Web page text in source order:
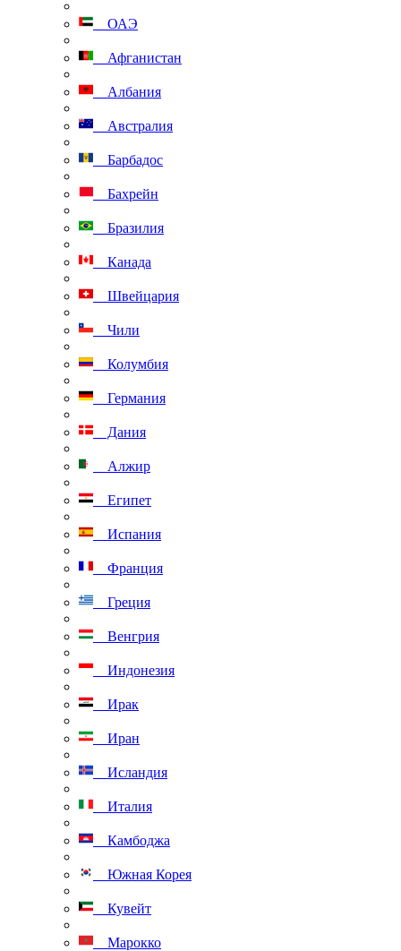
ОАЭ
Афганистан
Албания
Австралия
Барбадос
Бахрейн
Бразилия
Канада
Швейцария
Чили
Колумбия
Германия
Дания
Алжир
Египет
Испания
Франция
Греция
Венгрия
Индонезия
Ирак
Иран
Исландия
Италия
Камбоджа
Южная Корея
Кувейт
Марокко